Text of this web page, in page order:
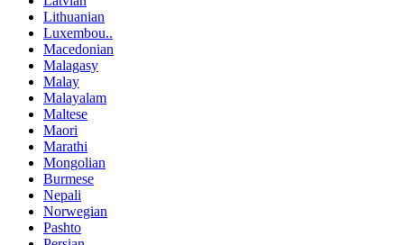
Lithuanian
Luxembou..
Macedonian
Malagasy
Malay
Malayalam
Maltese
Maori
Marathi
Mongolian
Burmese
Nepali
Norwegian
Pashto